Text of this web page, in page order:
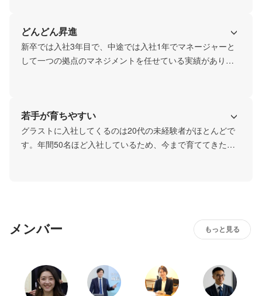
ん。
どんどん昇進
新卒では入社3年目で、中途では入社1年でマネージャーと
して一つの拠点のマネジメントを任せている実績がありま
があります。
若手が育ちやすい
グラストに入社してくるのは20代の未経験者がほとんどで
す。年間50名ほど入社しているため、今まで育ててきた経
メンバー もっと見る